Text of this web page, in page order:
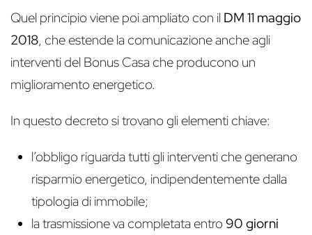
Quel principio viene poi ampliato con il DM 11 maggio
2018, che estende la comunicazione anche agli
interventi del Bonus Casa che producono un
miglioramento energetico.
In questo decreto si trovano gli elementi chiave:
l’obbligo riguarda tutti gli interventi che generano
risparmio energetico, indipendentemente dalla
tipologia di immobile;
la trasmissione va completata entro90 giorni